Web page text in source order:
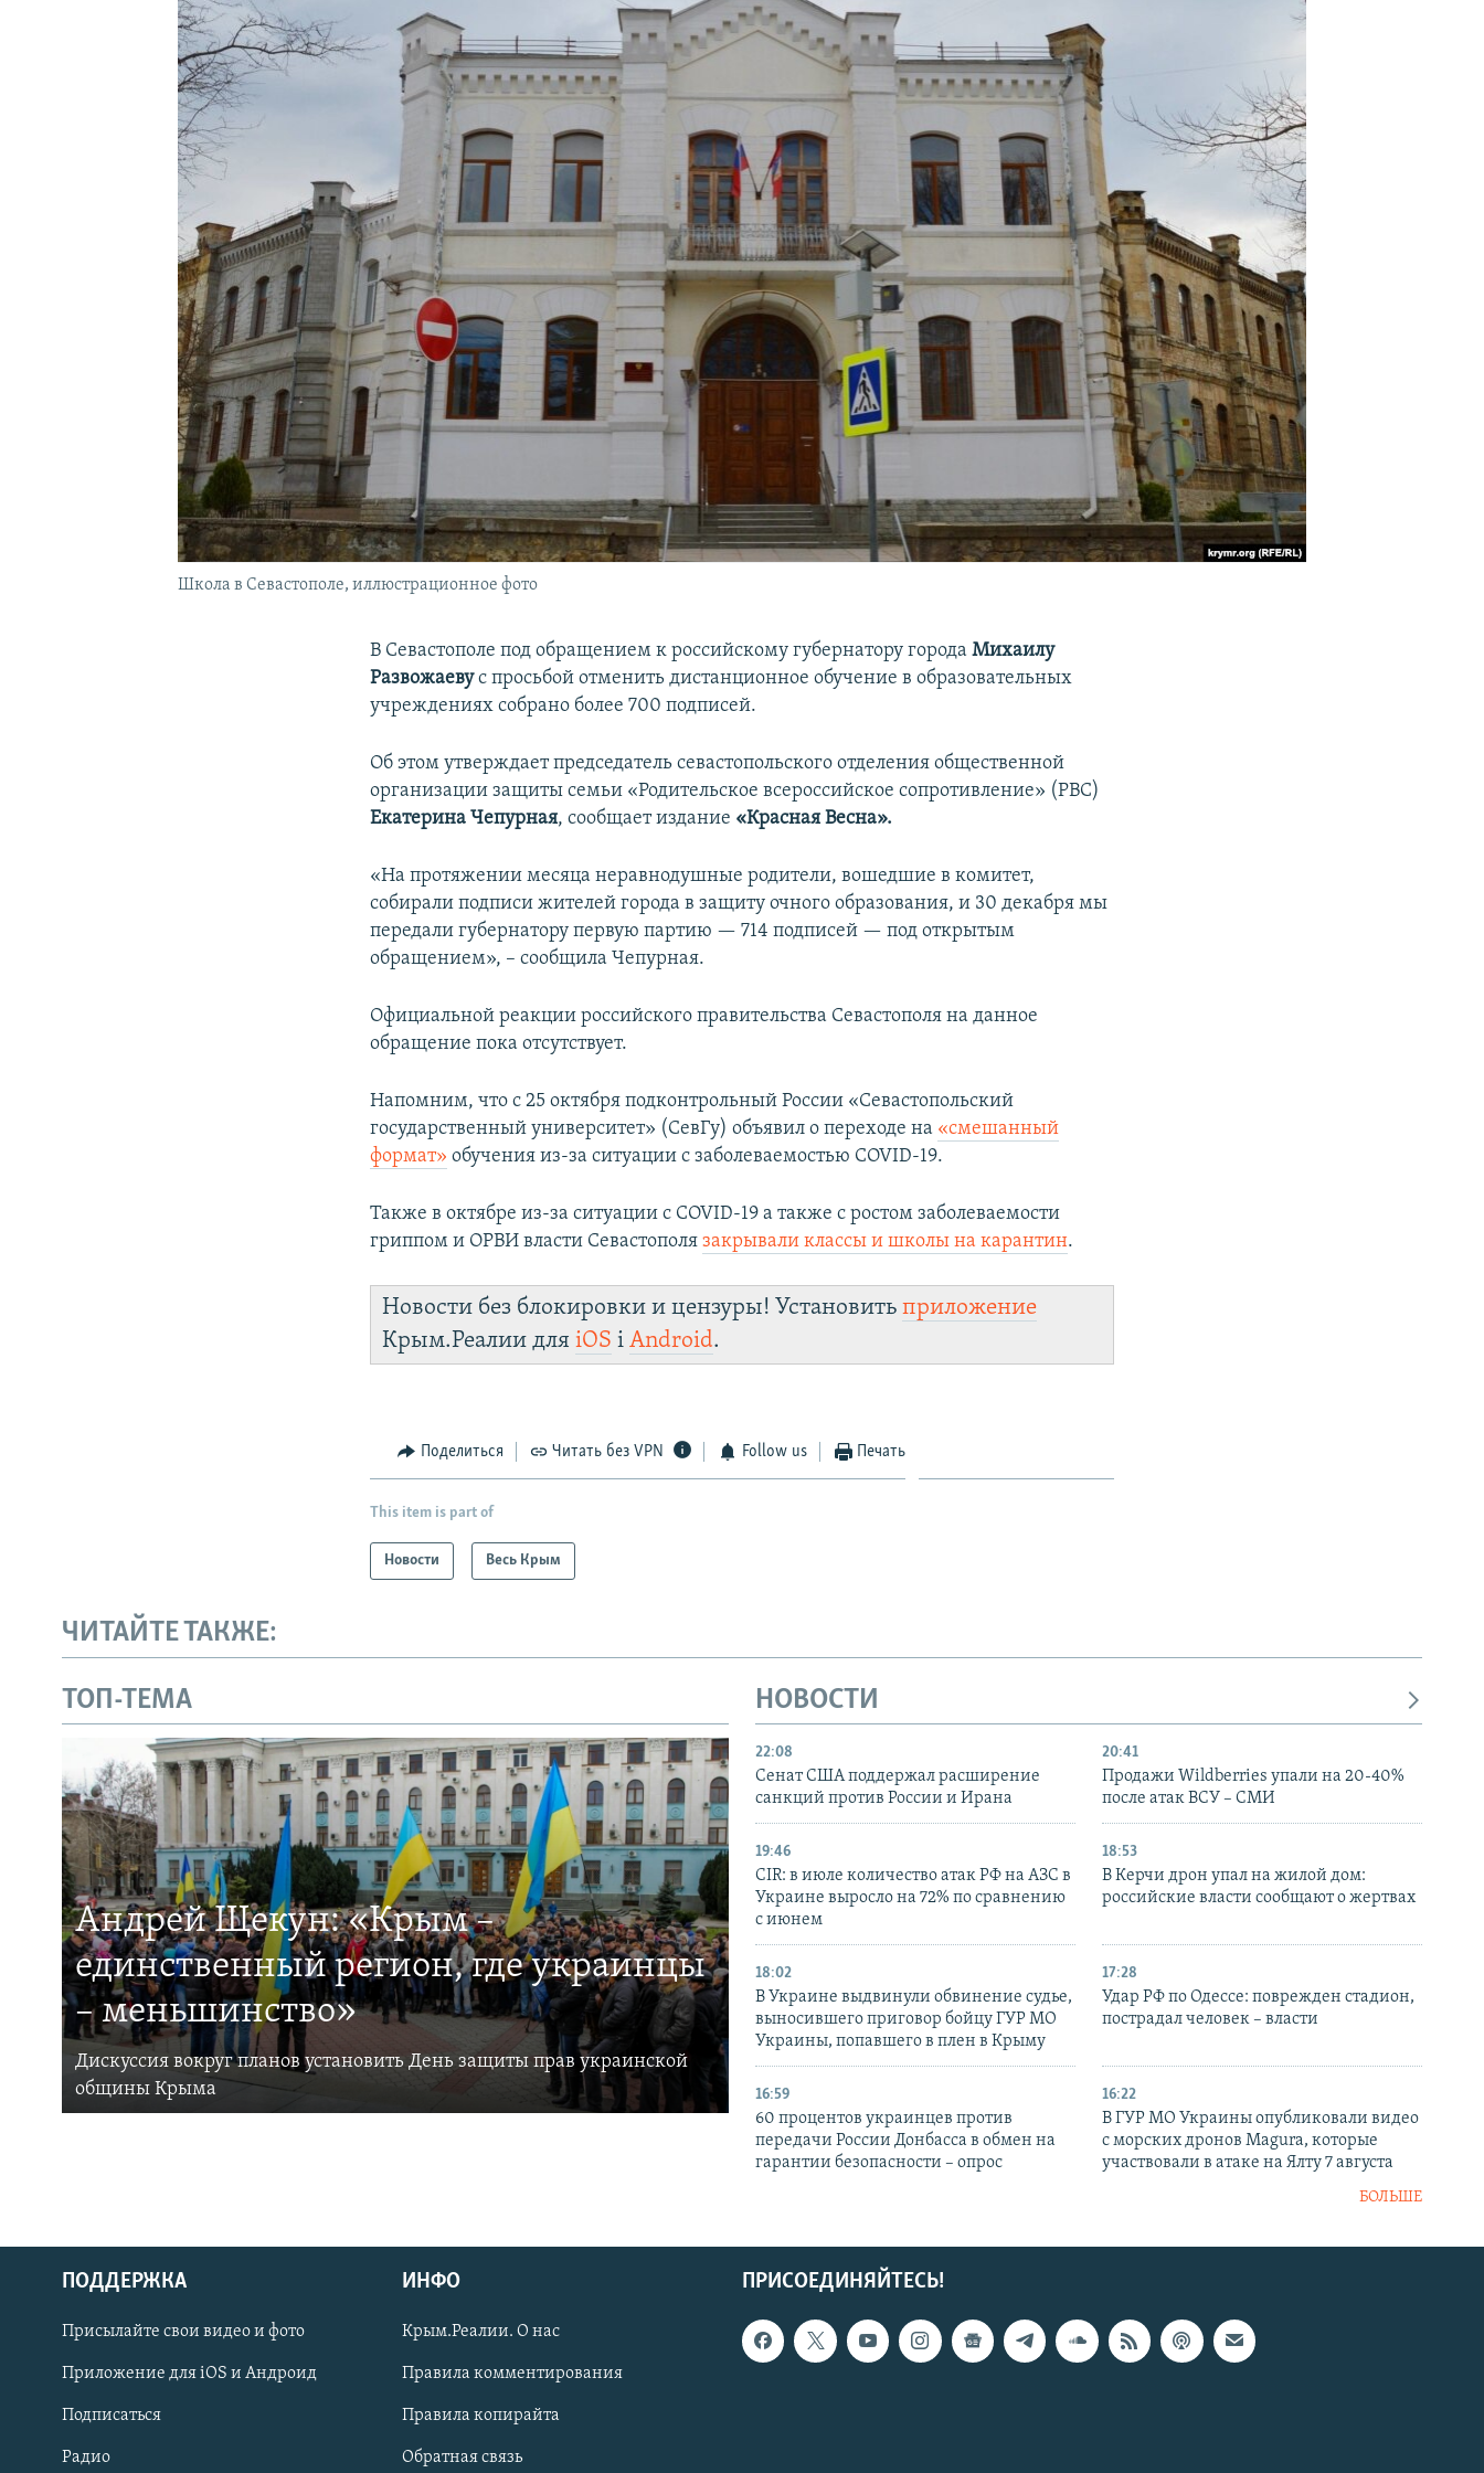
КРЫМ.НЕПОКОРЕННЫЙ
УКРАИНСКАЯ ПРОБЛЕМА КРЫМА
Українською
Qırımtatar
ПРИСОЕДИНЯЙТЕСЬ!
Школа в Севастополе, иллюстрационное фото
В Севастополе под обращением к российскому губернатору городаМихаилу
Развожаевус просьбой отменить дистанционное обучение в образовательных
учреждениях собрано более 700 подписей.
Об этом утверждает председатель севастопольского отделения общественной
организации защиты семьи «Родительское всероссийское сопротивление» (РВС)
Екатерина Чепурная, сообщает издание «Красная Весна».
«На протяжении месяца неравнодушные родители, вошедшие в комитет,
собирали подписи жителей города в защиту очного образования, и 30 декабря мы
передали губернатору первую партию — 714 подписей — под открытым
обращением», – сообщила Чепурная.
Официальной реакции российского правительства Севастополя на данное
обращение пока отсутствует.
Напомним, что с 25 октября подконтрольный России «Севастопольский
государственный университет» (СевГу) объявил о переходе на «смешанный
формат» обучения из-за ситуации с заболеваемостью COVID-19.
Также в октябре из-за ситуации с COVID-19 а также с ростом заболеваемости
гриппом и ОРВИ власти Севастополязакрывали классы и школы на карантин.
Новости без блокировки и цензуры! Установитьприложение
Крым.Реалии дляiOS іAndroid.
Поделиться Читать без VPN Follow us Печать
This item is part of
Новости Весь Крым
ЧИТАЙТЕ ТАКЖЕ:
ТОП-ТЕМА
Андрей Щекун: «Крым –
единственный регион, где украинцы
– меньшинство»
Дискуссия вокруг планов установить День защиты прав украинской
общины Крыма
НОВОСТИ
22:08
Сенат США поддержал расширение
санкций против России и Ирана
20:41
Продажи Wildberries упали на 20-40%
после атак ВСУ – СМИ
19:46
CIR: в июле количество атак РФ на АЗС в
Украине выросло на 72% по сравнению
с июнем
18:53
В Керчи дрон упал на жилой дом:
российские власти сообщают о жертвах
18:02
В Украине выдвинули обвинение судье,
выносившего приговор бойцу ГУР МО
Украины, попавшего в плен в Крыму
17:28
Удар РФ по Одессе: поврежден стадион,
пострадал человек – власти
16:59
60 процентов украинцев против
передачи России Донбасса в обмен на
гарантии безопасности – опрос
16:22
В ГУР МО Украины опубликовали видео
с морских дронов Magura, которые
участвовали в атаке на Ялту 7 августа
БОЛЬШЕ
ПРИСОЕДИНЯЙТЕСЬ!
ПОДДЕРЖКА
Присылайте свои видео и фото
Приложение для iOS и Андроид
Подписаться
Радио
ИНФО
Крым.Реалии. О нас
Правила комментирования
Правила копирайта
Обратная связь